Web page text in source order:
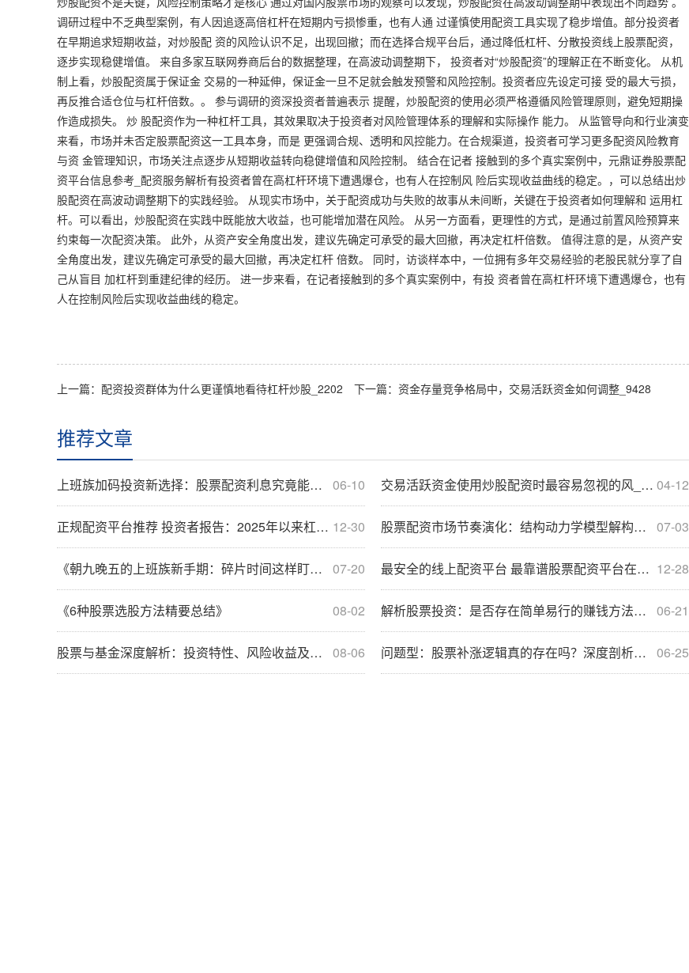
调研过程中不乏典型案例，有人因追逐高倍杠杆在短期内亏损惨重，也有人通 过谨慎使用配资工具实现了稳步增值。部分投资者
在早期追求短期收益，对炒股配 资的风险认识不足，出现回撤；而在选择合规平台后，通过降低杠杆、分散投资线上股票配资，
逐步实现稳健增值。 来自多家互联网券商后台的数据整理，在高波动调整期下， 投资者对“炒股配资”的理解正在不断变化。 从机
制上看，炒股配资属于保证金 交易的一种延伸，保证金一旦不足就会触发预警和风险控制。投资者应先设定可接 受的最大亏损，
再反推合适仓位与杠杆倍数。。 参与调研的资深投资者普遍表示 提醒，炒股配资的使用必须严格遵循风险管理原则，避免短期操
作造成损失。 炒 股配资作为一种杠杆工具，其效果取决于投资者对风险管理体系的理解和实际操作 能力。 从监管导向和行业演变
来看，市场并未否定股票配资这一工具本身，而是 更强调合规、透明和风控能力。在合规渠道，投资者可学习更多配资风险教育
与资 金管理知识，市场关注点逐步从短期收益转向稳健增值和风险控制。 结合在记者 接触到的多个真实案例中， 元鼎证券股票配
资平台信息参考_配资服务解析有投资者曾在高杠杆环境下遭遇爆仓，也有人在控制风 险后实现收益曲线的稳定。，可以总结出炒
股配资在高波动调整期下的实践经验。 从现实市场中，关于配资成功与失败的故事从未间断，关键在于投资者如何理解和 运用杠
杆。可以看出，炒股配资在实践中既能放大收益，也可能增加潜在风险。 从另一方面看，更理性的方式，是通过前置风险预算来
约束每一次配资决策。 此外，从资产安全角度出发，建议先确定可承受的最大回撤，再决定杠杆倍数。 值得注意的是，从资产安
全角度出发，建议先确定可承受的最大回撤，再决定杠杆 倍数。 同时，访谈样本中，一位拥有多年交易经验的老股民就分享了自
己从盲目 加杠杆到重建纪律的经历。 进一步来看，在记者接触到的多个真实案例中，有投 资者曾在高杠杆环境下遭遇爆仓，也有
人在控制风险后实现收益曲线的稳定。
上一篇： 配资投资群体为什么更谨慎地看待杠杆炒股_2202 下一篇： 资金存量竞争格局中，交易活跃资金如何调整_9428
推荐文章
06-10
上班族加码投资新选择：股票配资利息究竟能低至多少？ 04-12
交易活跃资金使用炒股配资时最容易忽视的风_5240
12-30
正规配资平台推荐 投资者报告：2025年以来杠杆资金使用使用最靠谱股票配资平台 07-03
股票配资市场节奏演化：结构动力学模型解构与优化方案
07-20
《朝九晚五的上班族新手期：碎片时间这样盯盘，三步看懂股票行情波动》 12-28
最安全的线上配资平台 最靠谱股票配资平台在亚太股市面对热点快速轮动时期的市场环境下
08-02
《6种股票选股方法精要总结》 06-21
解析股票投资：是否存在简单易行的赚钱方法与原理？
08-06
股票与基金深度解析：投资特性、风险收益及适用人群对比分析 06-25
问题型：股票补涨逻辑真的存在吗？深度剖析其背后的原因